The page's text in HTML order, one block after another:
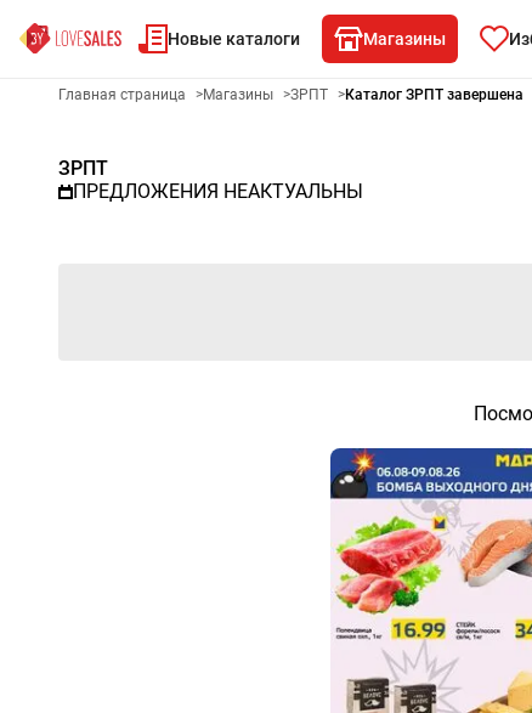
Новые каталоги Магазины
Рекламный листовой ЗРПТ -
Главная страница >Магазины >ЗРПТ >Каталог ЗРПТ завершена
ЗРПТ
ПРЕДЛОЖЕНИЯ НЕАКТУАЛЬНЫ